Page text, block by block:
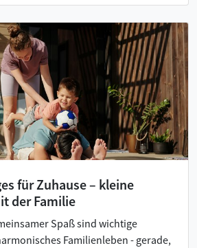
für Zuhause – kleine
der Familie
Spaß sind wichtige
Familienleben - gerade,